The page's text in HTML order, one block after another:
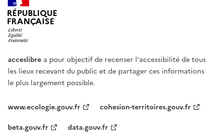
RÉPUBLIQUE
FRANÇAISE
acceslibre a pour objectif de recenser l'accessibilité de tous
les lieux recevant du public et de partager ces informations
le plus largement possible.
www.ecologie.gouv.fr
cohesion-territoires.gouv.fr
beta.gouv.fr
data.gouv.fr